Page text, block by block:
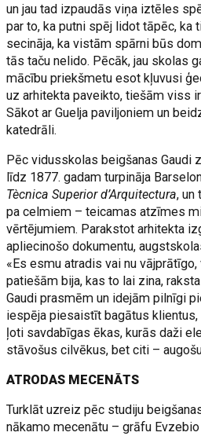
un jau tad izpaudās viņa iztēles
par to, ka putni spēj lidot tāpēc, ka
secināja, ka vistām spārni būs
tās taču nelido. Pēcāk, jau skolas
mācību priekšmetu esot kļuvusi
uz arhitekta paveikto, tiešām viss
Sākot ar Guelja paviljoniem un
katedrāli.
Pēc vidusskolas beigšanas Gaudi
līdz 1877. gadam turpināja
Tècnica Superior d’Arquitectura, un
pa celmiem – teicamas atzīmes
vērtējumiem. Parakstot arhitekta
apliecinošo dokumentu,
«Es esmu atradis vai nu vājprātīgo,
patiešām bija, kas to lai zina,
Gaudi prasmēm un idejām pilnīgi
iespēja piesaistīt bagātus
ļoti savdabīgas ēkas, kurās daži
stāvošus cilvēkus, bet citi –
ATRODAS MECENĀTS
Turklāt uzreiz pēc studiju
nākamo mecenātu – grāfu